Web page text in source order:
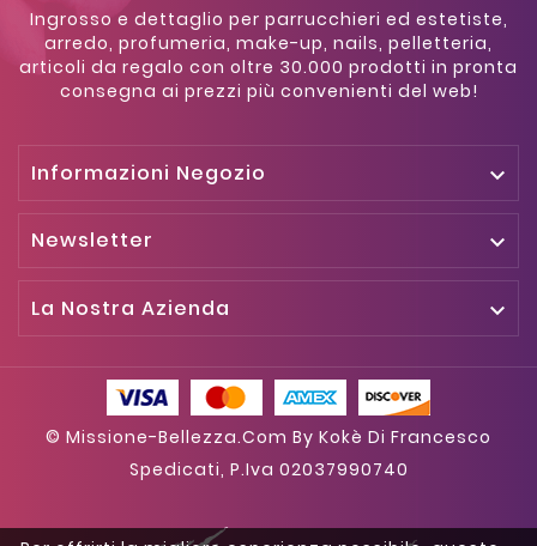
Ingrosso e dettaglio per parrucchieri ed estetiste,
arredo, profumeria, make-up, nails, pelletteria,
articoli da regalo con oltre 30.000 prodotti in pronta
consegna ai prezzi più convenienti del web!
Informazioni Negozio 
Newsletter 
La Nostra Azienda 
© Missione-Bellezza.com By Kokè Di Francesco
Spedicati, P.iva 02037990740